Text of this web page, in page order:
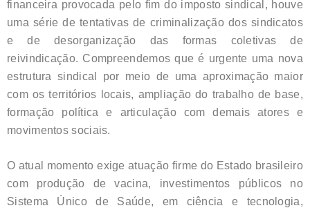
financeira provocada pelo fim do imposto sindical, houve
uma série de tentativas de criminalização dos sindicatos
e de desorganização das formas coletivas de
reivindicação. Compreendemos que é urgente uma nova
estrutura sindical por meio de uma aproximação maior
com os territórios locais, ampliação do trabalho de base,
formação política e articulação com demais atores e
movimentos sociais.
O atual momento exige atuação firme do Estado brasileiro
com produção de vacina, investimentos públicos no
Sistema Único de Saúde, em ciência e tecnologia,